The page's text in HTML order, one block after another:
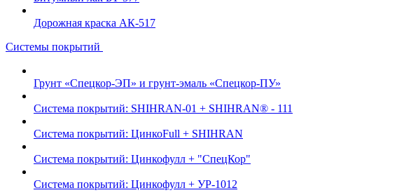
Дорожная краска АК-517
Системы покрытий
Грунт «Спецкор-ЭП» и грунт-эмаль «Спецкор-ПУ»
Система покрытий: SHIHRAN-01 + SHIHRAN® - 111
Система покрытий: ЦинкоFull + SHIHRAN
Система покрытий: Цинкофулл + "СпецКор"
Система покрытий: Цинкофулл + УР-1012